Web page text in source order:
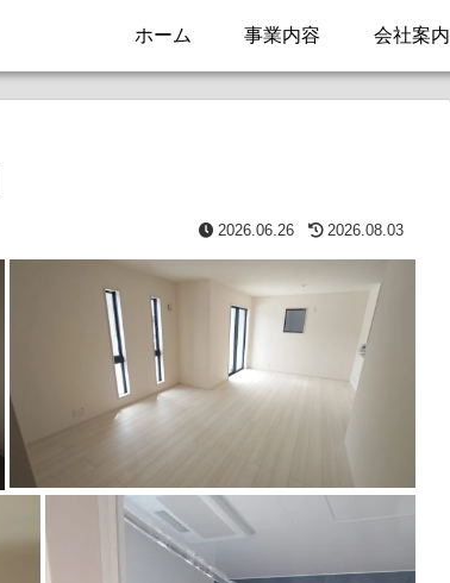
ホーム 事業内容 会社案内
2026.06.26 2026.08.03